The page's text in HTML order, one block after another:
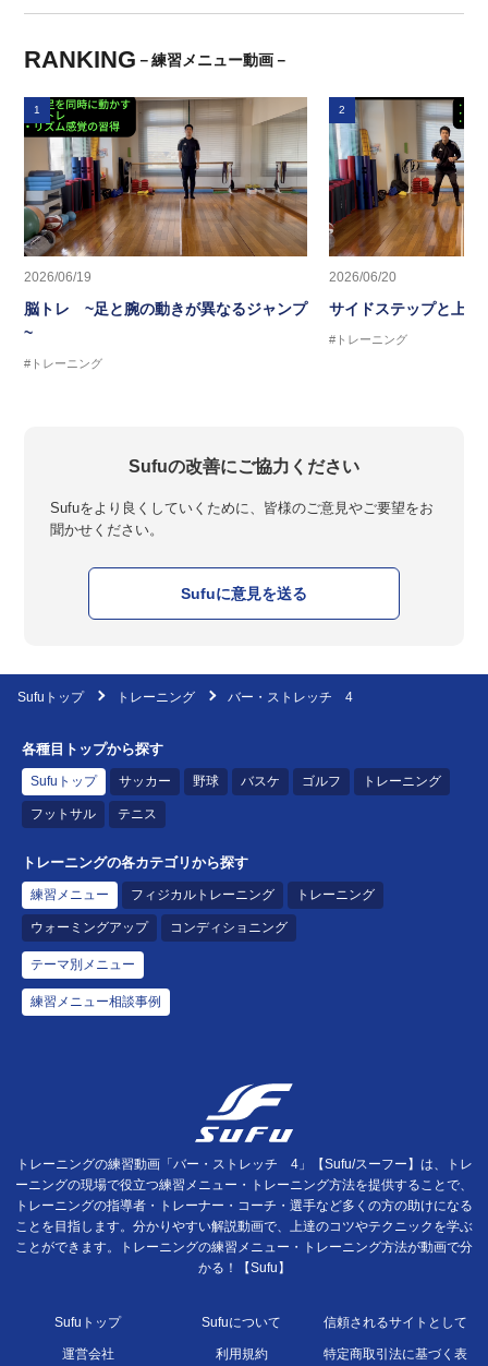
RANKING －練習メニュー動画－
1
2026/06/19
脳トレ ~足と腕の動きが異なるジャンプ
~
#トレーニング
2
2026/06/20
サイドステップと上半
#トレーニング
Sufuの改善にご協力ください
Sufuをより良くしていくために、皆様のご意見やご要望をお
聞かせください。
Sufuに意見を送る
Sufuトップ トレーニング バー・ストレッチ 4
各種目トップから探す
Sufuトップ サッカー 野球 バスケ ゴルフ トレーニング
フットサル テニス
トレーニングの各カテゴリから探す
練習メニュー フィジカルトレーニング トレーニング
ウォーミングアップ コンディショニング
テーマ別メニュー
練習メニュー相談事例
トレーニングの練習動画「バー・ストレッチ 4」【Sufu/スーフー】は、トレ
ーニングの現場で役立つ練習メニュー・トレーニング方法を提供することで、
トレーニングの指導者・トレーナー・コーチ・選手など多くの方の助けになる
ことを目指します。分かりやすい解説動画で、上達のコツやテクニックを学ぶ
ことができます。トレーニングの練習メニュー・トレーニング方法が動画で分
かる！【Sufu】
Sufuトップ Sufuについて 信頼されるサイトとして
運営会社 利用規約 特定商取引法に基づく表